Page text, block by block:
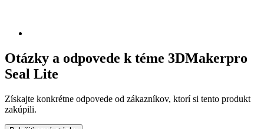
Otázky a odpovede k téme 3DMakerpro
Seal Lite
Získajte konkrétne odpovede od zákazníkov, ktorí si tento produkt
zakúpili.